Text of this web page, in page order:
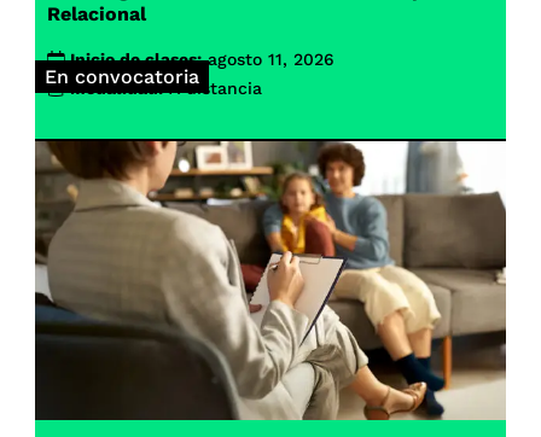
En convocatoria
Relacional
Inicio de clases: agosto 11, 2026
Modalidad: A distancia